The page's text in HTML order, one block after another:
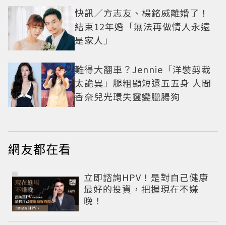
快訊／方志友、楊銘威離婚了！
結束12年婚「無法再做情人永遠
是家人」
難得大翻車？Jennie「洋裝剪裁
太詭異」腿粗顯短還五五身 人間
香奈兒光環失靈變臘腸狗
網友都在看
立即諮詢HPV！是對自己健康
最好的投資，把握現在不嫌
晚！
PR